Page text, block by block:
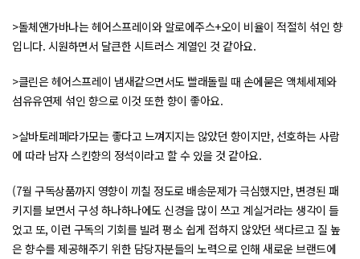
>돌체앤가바나는 헤어스프레이와 알로에주스+오이 비율이 적절히 섞인 향
입니다. 시원하면서 달큰한 시트러스 계열인 것 같아요.
>클린은 헤어스프레이 냄새같으면서도 빨래돌릴 때 손에묻은 액체세제와
섬유유연제 섞인 향으로 이것 또한 향이 좋아요.
>살바토레페라가모는 좋다고 느껴지지는 않았던 향이지만, 선호하는 사람
에 따라 남자 스킨향의 정석이라고 할 수 있을 것 같아요.
(7월 구독상품까지 영향이 끼칠 정도로 배송문제가 극심했지만, 변경된 패
키지를 보면서 구성 하나하나에도 신경을 많이 쓰고 계실거라는 생각이 들
었고 또, 이런 구독의 기회를 빌려 평소 쉽게 접하지 않았던 색다르고 질 높
은 향수를 제공해주기 위한 담당자분들의 노력으로 인해 새로운 브랜드에